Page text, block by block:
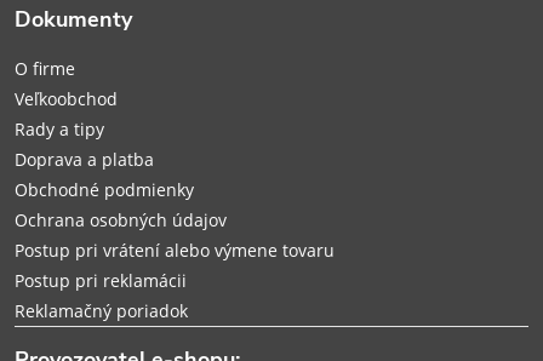
e
Dokumenty
O firme
Veľkoobchod
Rady a tipy
Doprava a platba
Obchodné podmienky
Ochrana osobných údajov
Postup pri vrátení alebo výmene tovaru
Postup pri reklamácii
Reklamačný poriadok